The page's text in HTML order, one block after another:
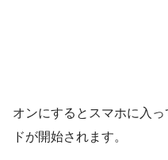
オンにするとスマホに入
ドが開始されます。